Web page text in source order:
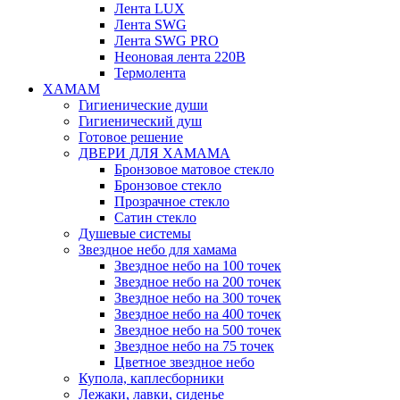
Лента LUX
Лента SWG
Лента SWG PRO
Неоновая лента 220В
Термолента
ХАМАМ
Гигиенические души
Гигиенический душ
Готовое решение
ДВЕРИ ДЛЯ ХАМАМА
Бронзовое матовое стекло
Бронзовое стекло
Прозрачное стекло
Сатин стекло
Душевые системы
Звездное небо для хамама
Звездное небо на 100 точек
Звездное небо на 200 точек
Звездное небо на 300 точек
Звездное небо на 400 точек
Звездное небо на 500 точек
Звездное небо на 75 точек
Цветное звездное небо
Купола, каплесборники
Лежаки, лавки, сиденье